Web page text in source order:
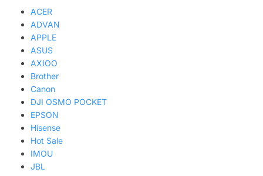
ACER
ADVAN
APPLE
ASUS
AXIOO
Brother
Canon
DJI OSMO POCKET
EPSON
Hisense
Hot Sale
IMOU
JBL